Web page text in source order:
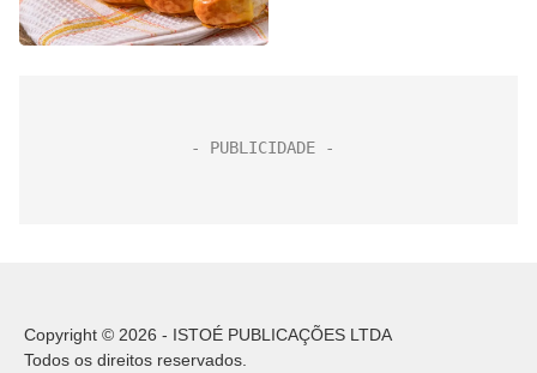
Copyright © 2026 - ISTOÉ PUBLICAÇÕES LTDA
Todos os direitos reservados.